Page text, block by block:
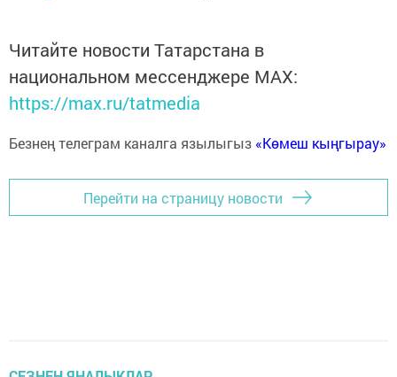
Читайте новости Татарстана в
национальном мессенджере MАХ:
https://max.ru/tatmedia
Безнең телеграм каналга язылыгыз «Көмеш кыңгырау»
Перейти на страницу новости